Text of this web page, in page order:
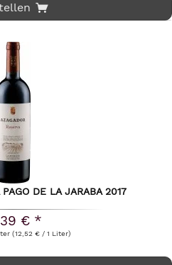
PAGO DE LA JARABA 2017
€ *
(12,52 € / 1 Liter)